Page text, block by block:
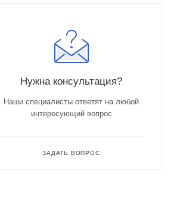
Нужна консультация?
Наши специалисты ответят на любой
интересующий вопрос
ЗАДАТЬ ВОПРОС